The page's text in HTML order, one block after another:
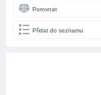
Porovnat
Přidat do seznamu